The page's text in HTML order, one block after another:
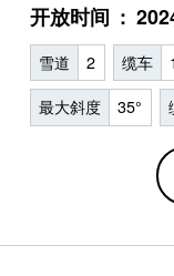
开放时间
雪道 2 缆车 1
最大斜度 35°